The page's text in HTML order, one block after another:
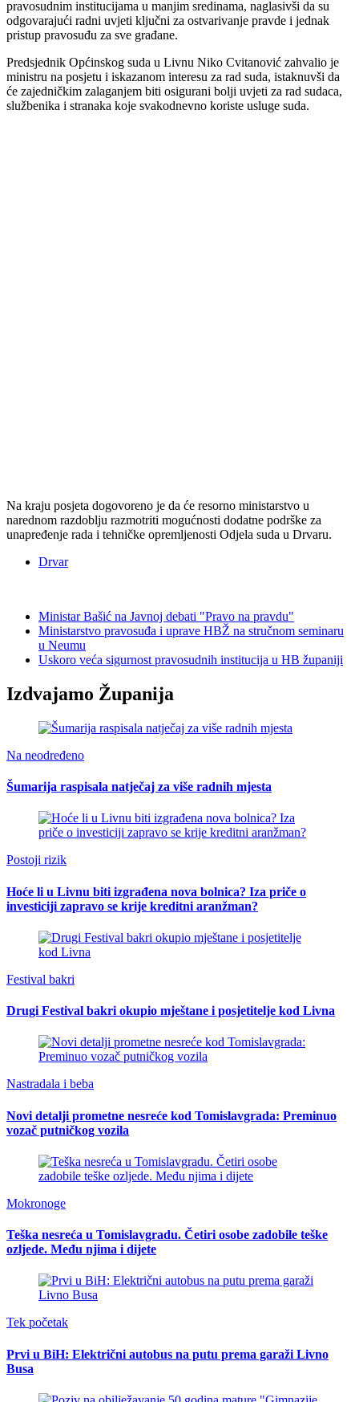
pravosudnim institucijama u manjim sredinama, naglasivši da su
odgovarajući radni uvjeti ključni za ostvarivanje pravde i jednak
pristup pravosuđu za sve građane.
Predsjednik Općinskog suda u Livnu Niko Cvitanović zahvalio je
ministru na posjetu i iskazanom interesu za rad suda, istaknuvši da
će zajedničkim zalaganjem biti osigurani bolji uvjeti za rad sudaca,
službenika i stranaka koje svakodnevno koriste usluge suda.
Na kraju posjeta dogovoreno je da će resorno ministarstvo u
narednom razdoblju razmotriti mogućnosti dodatne podrške za
unapređenje rada i tehničke opremljenosti Odjela suda u Drvaru.
Drvar
Ministar Bašić na Javnoj debati "Pravo na pravdu"
Ministarstvo pravosuđa i uprave HBŽ na stručnom seminaru
u Neumu
Uskoro veća sigurnost pravosudnih institucija u HB županiji
Izdvajamo Županija
Na neodređeno
Šumarija raspisala natječaj za više radnih mjesta
Postoji rizik
Hoće li u Livnu biti izgrađena nova bolnica? Iza priče o
investiciji zapravo se krije kreditni aranžman?
Festival bakri
Drugi Festival bakri okupio mještane i posjetitelje kod Livna
Nastradala i beba
Novi detalji prometne nesreće kod Tomislavgrada: Preminuo
vozač putničkog vozila
Mokronoge
Teška nesreća u Tomislavgradu. Četiri osobe zadobile teške
ozljede. Među njima i dijete
Tek početak
Prvi u BiH: Električni autobus na putu prema garaži Livno
Busa